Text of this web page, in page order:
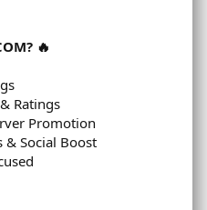
🔥
Ratings
Promotion
& Social Boost